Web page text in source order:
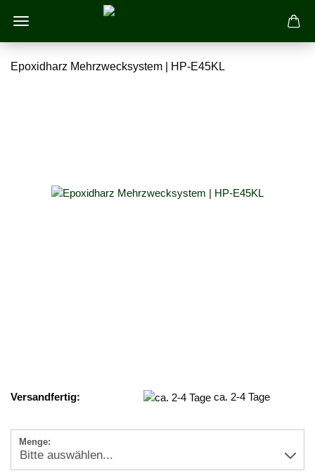
Epoxidharz Mehrzwecksystem | HP-E45KL
Versandfertig: ca. 2-4 Tage
Menge: